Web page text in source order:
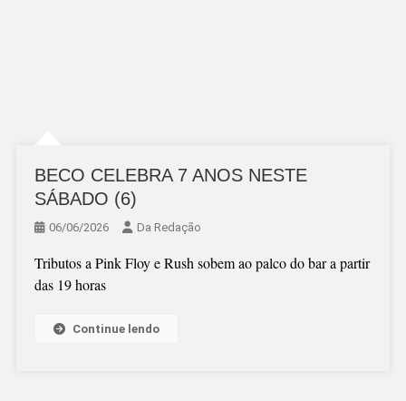
BECO CELEBRA 7 ANOS NESTE
SÁBADO (6)
06/06/2026 Da Redação
Tributos a Pink Floy e Rush sobem ao palco do bar a partir
das 19 horas
Continue lendo